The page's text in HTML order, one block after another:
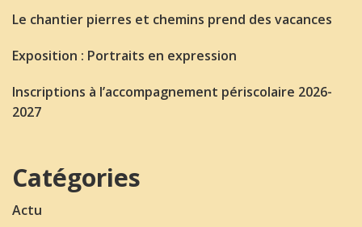
Le chantier pierres et chemins prend des vacances
Exposition : Portraits en expression
Inscriptions à l’accompagnement périscolaire 2026-
2027
Catégories
Actu